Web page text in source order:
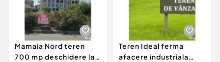
Mamaia Nord teren
700 mp deschidere la
Teren Ideal ferma
afacere industriala